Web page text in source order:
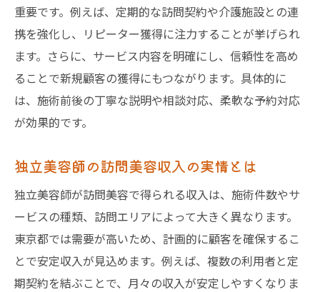
重要です。例えば、定期的な訪問契約や介護施設との連
携を強化し、リピーター獲得に注力することが挙げられ
ます。さらに、サービス内容を明確にし、信頼性を高め
ることで新規顧客の獲得にもつながります。具体的に
は、施術前後の丁寧な説明や相談対応、柔軟な予約対応
が効果的です。
独立美容師の訪問美容収入の実情とは
独立美容師が訪問美容で得られる収入は、施術件数やサ
ービスの種類、訪問エリアによって大きく異なります。
東京都では需要が高いため、計画的に顧客を確保するこ
とで安定収入が見込めます。例えば、複数の利用者と定
期契約を結ぶことで、月々の収入が安定しやすくなりま